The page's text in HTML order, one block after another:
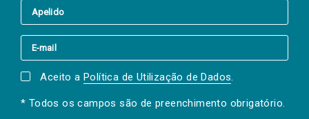
Aceito a Política de Utilização de Dados.
* Todos os campos são de preenchimento obrigatório.